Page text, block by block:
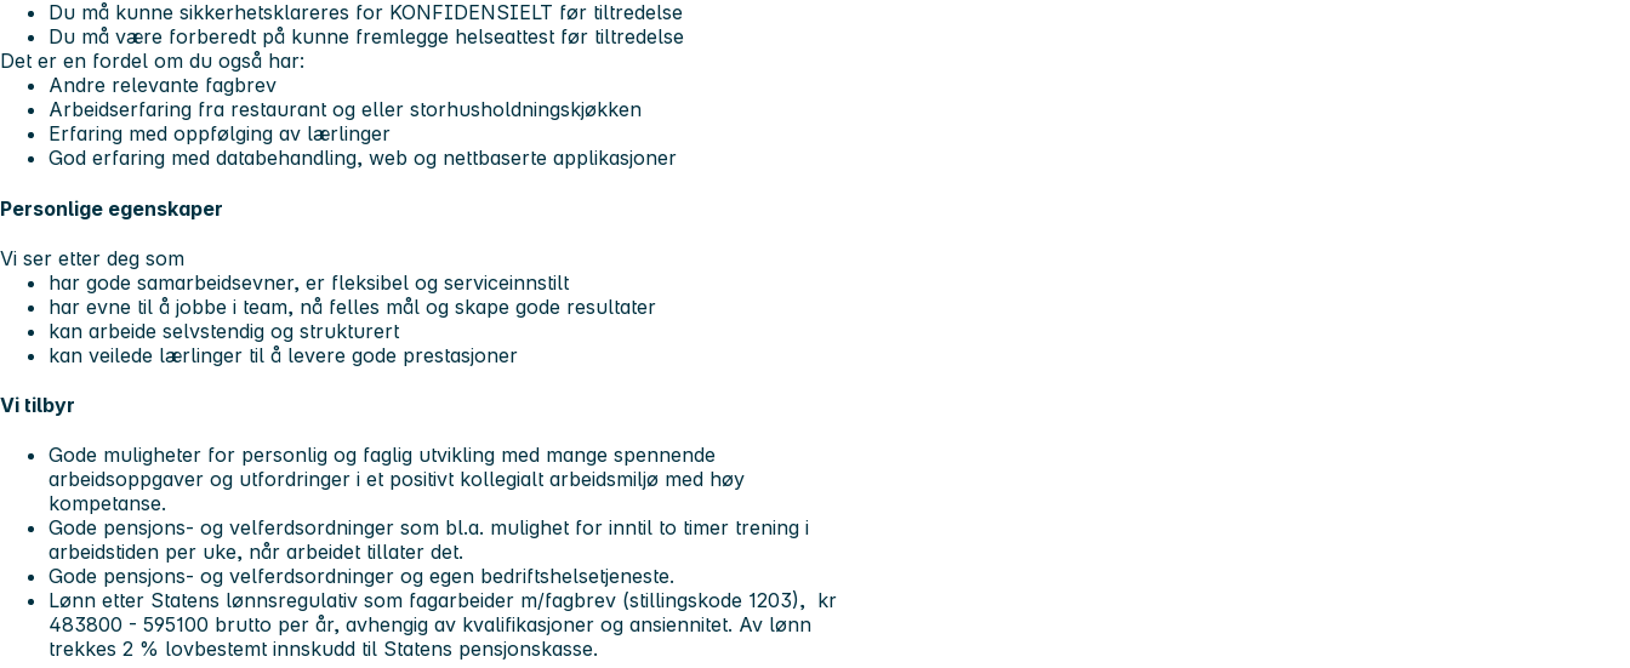
Du må kunne sikkerhetsklareres for KONFIDENSIELT før tiltredelse
Du må være forberedt på kunne fremlegge helseattest før tiltredelse
Det er en fordel om du også har:
Andre relevante fagbrev
Arbeidserfaring fra restaurant og eller storhusholdningskjøkken
Erfaring med oppfølging av lærlinger
God erfaring med databehandling, web og nettbaserte applikasjoner
Personlige egenskaper
Vi ser etter deg som
har gode samarbeidsevner, er fleksibel og serviceinnstilt
har evne til å jobbe i team, nå felles mål og skape gode resultater
kan arbeide selvstendig og strukturert
kan veilede lærlinger til å levere gode prestasjoner
Vi tilbyr
Gode muligheter for personlig og faglig utvikling med mange spennende
arbeidsoppgaver og utfordringer i et positivt kollegialt arbeidsmiljø med høy
kompetanse.
Gode pensjons- og velferdsordninger som bl.a. mulighet for inntil to timer trening i
arbeidstiden per uke, når arbeidet tillater det.
Gode pensjons- og velferdsordninger og egen bedriftshelsetjeneste.
Lønn etter Statens lønnsregulativ som fagarbeider m/fagbrev (stillingskode 1203), kr
483800 - 595100 brutto per år, avhengig av kvalifikasjoner og ansiennitet. Av lønn
trekkes 2 % lovbestemt innskudd til Statens pensjonskasse.